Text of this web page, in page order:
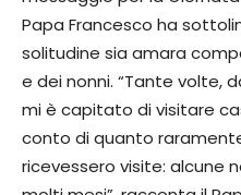
Papa Francesco ha
solitudine sia amara
e dei nonni. “Tante volte,
mi è capitato di visitare
conto di quanto
ricevessero visite: alcune